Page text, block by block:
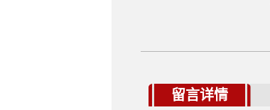
留言详情